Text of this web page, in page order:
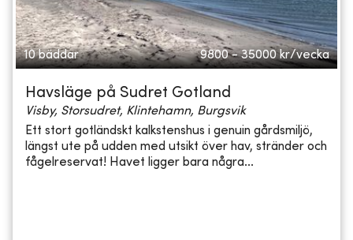
10 bäddar 9800 - 35000 kr/vecka
Havsläge på Sudret Gotland
Visby, Storsudret, Klintehamn, Burgsvik
Ett stort gotländskt kalkstenshus i genuin gårdsmiljö,
längst ute på udden med utsikt över hav, stränder och
fågelreservat! Havet ligger bara några...